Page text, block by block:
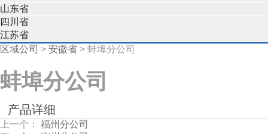
山东省
四川省
江苏省
蚌埠分公司
区域公司 > 安徽省 > 蚌埠分公司
蚌埠分公司
产品详细
上一个： 福州分公司